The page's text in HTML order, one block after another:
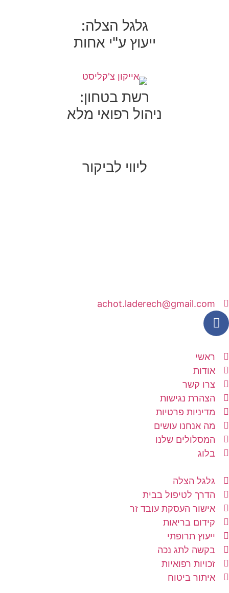
גלגל הצלה:
ייעוץ ע"י אחות
רשת בטחון:
ניהול רפואי מלא
ליווי לביקור
achot.laderech@gmail.com
ראשי
אודות
צרו קשר
הצהרת נגישות
מדיניות פרטיות
מה אנחנו עושים
המסלולים שלנו
בלוג
גלגל הצלה
הדרך לטיפול בבית
אישור העסקת עובד זר
קידום בריאות
ייעוץ תרופתי
בקשה לתג נכה
זכויות רפואיות
איתור ביטוח